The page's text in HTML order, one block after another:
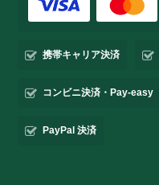
携帯キャリア決済
コンビニ決済・Pay-easy
PayPal 決済